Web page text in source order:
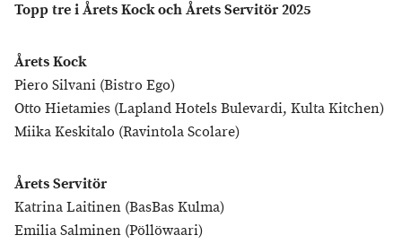
Topp tre i Årets Kock och Årets Servitör 2025
Årets Kock
Piero Silvani (Bistro Ego)
Otto Hietamies (Lapland Hotels Bulevardi, Kulta Kitchen)
Miika Keskitalo (Ravintola Scolare)
Årets Servitör
Katrina Laitinen (BasBas Kulma)
Emilia Salminen (Pöllöwaari)